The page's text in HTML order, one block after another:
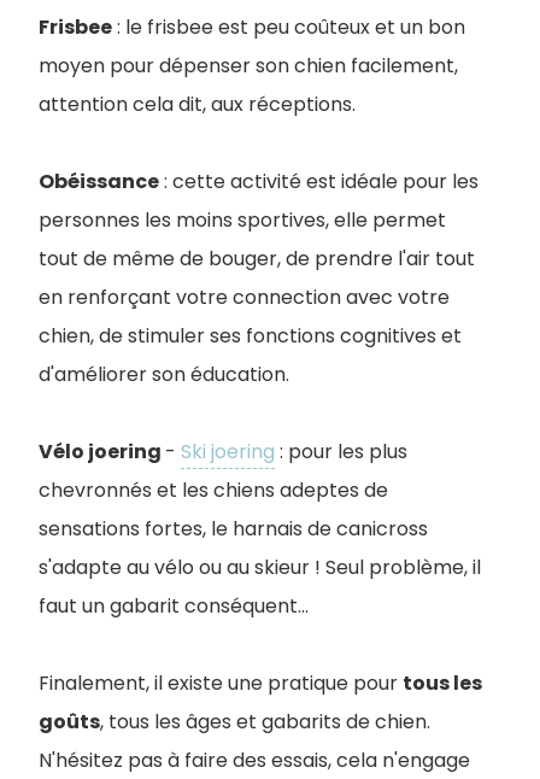
Frisbee: le frisbee est peu coûteux et un bon
moyen pour dépenser son chien facilement,
attention cela dit, aux réceptions.
Obéissance: cette activité est idéale pour les
personnes les moins sportives, elle permet
tout de même de bouger, de prendre l'air tout
en renforçant votre connection avec votre
chien, de stimuler ses fonctions cognitives et
d'améliorer son éducation.
Vélo joering - Ski joering : pour les plus
chevronnés et les chiens adeptes de
sensations fortes, le harnais de canicross
s'adapte au vélo ou au skieur ! Seul problème, il
faut un gabarit conséquent...
Finalement, il existe une pratique pour tous les
goûts, tous les âges et gabarits de chien.
N'hésitez pas à faire des essais, cela n'engage